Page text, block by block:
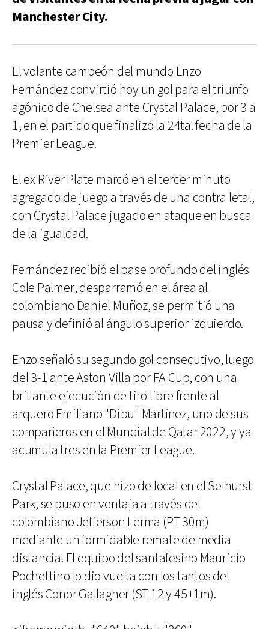
Manchester City.
El volante campeón del mundo Enzo
Fernández convirtió hoy un gol para el triunfo
agónico de Chelsea ante Crystal Palace, por 3 a
1, en el partido que finalizó la 24ta. fecha de la
Premier League.
El ex River Plate marcó en el tercer minuto
agregado de juego a través de una contra letal,
con Crystal Palace jugado en ataque en busca
de la igualdad.
Fernández recibió el pase profundo del inglés
Cole Palmer, desparramó en el área al
colombiano Daniel Muñoz, se permitió una
pausa y definió al ángulo superior izquierdo.
Enzo señaló su segundo gol consecutivo, luego
del 3-1 ante Aston Villa por FA Cup, con una
brillante ejecución de tiro libre frente al
arquero Emiliano "Dibu" Martínez, uno de sus
compañeros en el Mundial de Qatar 2022, y ya
acumula tres en la Premier League.
Crystal Palace, que hizo de local en el Selhurst
Park, se puso en ventaja a través del
colombiano Jefferson Lerma (PT 30m)
mediante un formidable remate de media
distancia. El equipo del santafesino Mauricio
Pochettino lo dio vuelta con los tantos del
inglés Conor Gallagher (ST 12 y 45+1m).